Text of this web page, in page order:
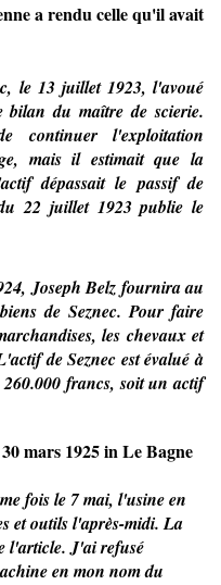
a rendu celle qu'il avait
le 13 juillet 1923, l'avoué
bilan du maître de scierie.
continuer l'exploitation
mais il estimait que la
dépassait le passif de
22 juillet 1923 publie le
Joseph Belz fournira au
de Seznec. Pour faire
les chevaux et
de Seznec est évalué à
francs, soit un actif
mars 1925 in Le Bagne
fois le 7 mai, l'usine en
et outils l'après-midi. La
l'article. J'ai refusé
en mon nom du